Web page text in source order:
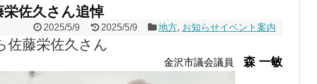
佐久さん追悼
2025/5/9 2025/5/9 地方, お知らせイベント案内
藤栄佐久さん
金沢市議会議員 森 一敏